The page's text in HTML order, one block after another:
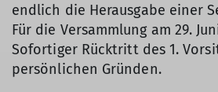
endlich die Herausgabe einer
Für die Versammlung am 29.
Sofortiger Rücktritt des 1.
persönlichen Gründen.